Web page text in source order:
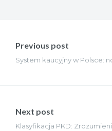
wpisu
Previous post
System kaucyjny w Polsce:
Next post
Klasyfikacja PKD: